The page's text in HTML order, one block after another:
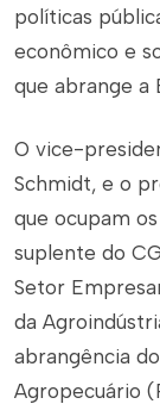
políticas
econômico e
que abrange a
O vice-
Schmidt, e o
que ocupam
suplente do
Setor
da
abrangência
Agropecuário